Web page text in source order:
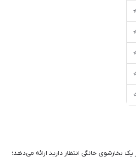
یک بخارشوی خانگی انتظار دارید ارائه می‌دهد؛